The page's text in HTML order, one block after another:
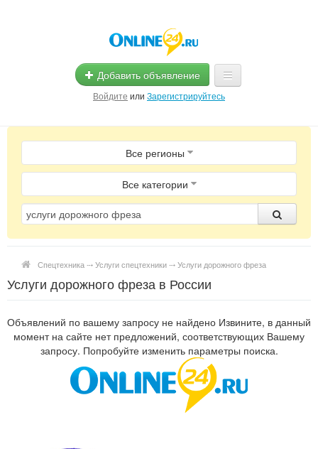
Добавить объявление
Войдите или Зарегистрируйтесь
Главная
Помощь
Услуги
Реклама
Магазины
Объявления
Все регионы
Все категории
Спецтехника ⤏ Услуги спецтехники ⤏ Услуги дорожного фреза
Услуги дорожного фреза в России
Объявлений по вашему запросу не найдено Извините, в данный
момент на сайте нет предложений, соответствующих Вашему
запросу. Попробуйте изменить параметры поиска.